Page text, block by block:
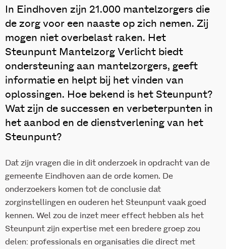
In Eindhoven zijn 21.000 mantelzorgers die
de zorg voor een naaste op zich nemen. Zij
mogen niet overbelast raken. Het
Steunpunt Mantelzorg Verlicht biedt
ondersteuning aan mantelzorgers, geeft
informatie en helpt bij het vinden van
oplossingen. Hoe bekend is het Steunpunt?
Wat zijn de successen en verbeterpunten in
het aanbod en de dienstverlening van het
Steunpunt?
Dat zijn vragen die in dit onderzoek in opdracht van de
gemeente Eindhoven aan de orde komen. De
onderzoekers komen tot de conclusie dat
zorginstellingen en ouderen het Steunpunt vaak goed
kennen. Wel zou de inzet meer effect hebben als het
Steunpunt zijn expertise met een bredere groep zou
delen: professionals en organisaties die direct met